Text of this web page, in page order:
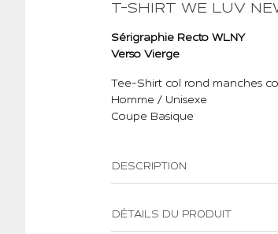
T-SHIRT WE LUV
Sérigraphie Recto WLNY
Verso Vierge
Tee-Shirt col rond manches
Homme / Unisexe
Coupe Basique
DESCRIPTION
DÉTAILS DU PRODUIT